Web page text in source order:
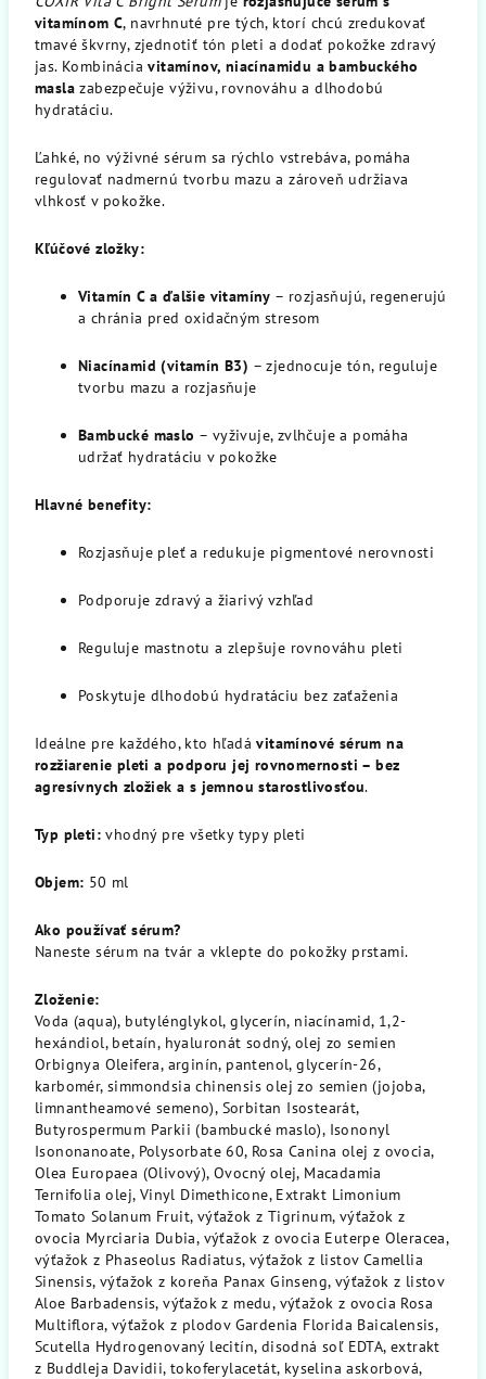
vitamínom C, navrhnuté pre tých, ktorí chcú zredukovať
tmavé škvrny, zjednotiť tón pleti a dodať pokožke zdravý
jas. Kombináciavitamínov, niacínamidu a bambuckého
masla zabezpečuje výživu, rovnováhu a dlhodobú
hydratáciu.
Ľahké, no výživné sérum sa rýchlo vstrebáva, pomáha
regulovať nadmernú tvorbu mazu a zároveň udržiava
vlhkosť v pokožke.
Kľúčové zložky:
Vitamín C a ďalšie vitamíny – rozjasňujú, regenerujú
a chránia pred oxidačným stresom
Niacínamid (vitamín B3) – zjednocuje tón, reguluje
tvorbu mazu a rozjasňuje
Bambucké maslo – vyživuje, zvlhčuje a pomáha
udržať hydratáciu v pokožke
Hlavné benefity:
Rozjasňuje pleť a redukuje pigmentové nerovnosti
Podporuje zdravý a žiarivý vzhľad
Reguluje mastnotu a zlepšuje rovnováhu pleti
Poskytuje dlhodobú hydratáciu bez zaťaženia
Ideálne pre každého, kto hľadávitamínové sérum na
rozžiarenie pleti a podporu jej rovnomernosti – bez
agresívnych zložiek a s jemnou starostlivosťou.
Typ pleti: vhodný pre všetky typy pleti
Objem: 50 ml
Ako používať sérum?
Naneste sérum na tvár a vklepte do pokožky prstami.
Zloženie:
Voda (aqua), butylénglykol, glycerín, niacínamid, 1,2-
hexándiol, betaín, hyaluronát sodný, olej zo semien
Orbignya Oleifera, arginín, pantenol, glycerín-26,
karbomér, simmondsia chinensis olej zo semien (jojoba,
limnantheamové semeno), Sorbitan Isostearát,
Butyrospermum Parkii (bambucké maslo), Isononyl
Isononanoate, Polysorbate 60, Rosa Canina olej z ovocia,
Olea Europaea (Olivový), Ovocný olej, Macadamia
Ternifolia olej, Vinyl Dimethicone, Extrakt Limonium
Tomato Solanum Fruit, výťažok z Tigrinum, výťažok z
ovocia Myrciaria Dubia, výťažok z ovocia Euterpe Oleracea,
výťažok z Phaseolus Radiatus, výťažok z listov Camellia
Sinensis, výťažok z koreňa Panax Ginseng, výťažok z listov
Aloe Barbadensis, výťažok z medu, výťažok z ovocia Rosa
Multiflora, výťažok z plodov Gardenia Florida Baicalensis,
Scutella Hydrogenovaný lecitín, disodná soľ EDTA, extrakt
z Buddleja Davidii, tokoferylacetát, kyselina askorbová,